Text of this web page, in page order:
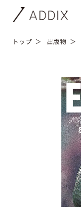
トップ 出版物